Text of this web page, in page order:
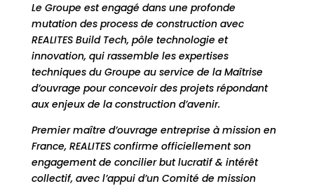
Le Groupe est engagé dans une profonde
mutation des process de construction avec
REALITES Build Tech, pôle technologie et
innovation, qui rassemble les expertises
techniques du Groupe au service de la Maîtrise
d’ouvrage pour concevoir des projets répondant
aux enjeux de la construction d’avenir.
Premier maître d’ouvrage entreprise à mission en
France, REALITES confirme officiellement son
engagement de concilier but lucratif & intérêt
collectif, avec l’appui d’un Comité de mission